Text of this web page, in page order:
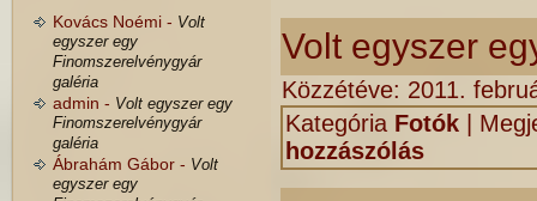
Kovács Noémi - Volt
egyszer egy
Finomszerelvénygyár
galéria
admin - Volt egyszer egy
Finomszerelvénygyár
galéria
Ábrahám Gábor - Volt
egyszer egy
Volt egyszer
Közzétéve: 2011.
Kategória Fotók
hozzászólás